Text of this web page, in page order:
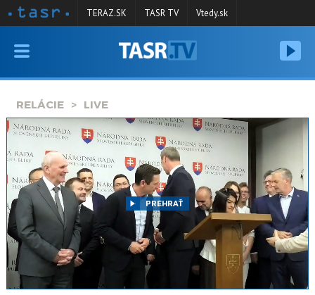
VYSIELANIE
SPRAVODAJSTVO
ARCHÍV
TERAZ.SK TASR TV Vtedy.sk
RELÁCIE LIVE
PREHRAŤ